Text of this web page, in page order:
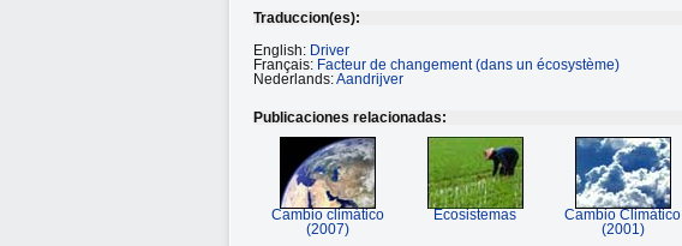
Traduccion(es):
English: Driver
Français: Facteur de changement (dans un écosystème)
Nederlands:Aandrijver
Publicaciones relacionadas:
Cambio climático
(2007)
Ecosistemas
Cambio Climático
(2001)